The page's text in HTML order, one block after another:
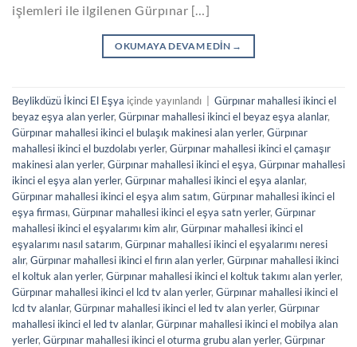
işlemleri ile ilgilenen Gürpınar […]
OKUMAYA DEVAM EDIN →
Beylikdüzü İkinci El Eşya içinde yayınlandı
Gürpınar mahallesi ikinci el
beyaz eşya alan yerler, Gürpınar mahallesi ikinci el beyaz eşya alanlar,
Gürpınar mahallesi ikinci el bulaşık makinesi alan yerler, Gürpınar
mahallesi ikinci el buzdolabı yerler, Gürpınar mahallesi ikinci el çamaşır
makinesi alan yerler, Gürpınar mahallesi ikinci el eşya, Gürpınar mahallesi
ikinci el eşya alan yerler, Gürpınar mahallesi ikinci el eşya alanlar,
Gürpınar mahallesi ikinci el eşya alım satım, Gürpınar mahallesi ikinci el
eşya firması, Gürpınar mahallesi ikinci el eşya satn yerler, Gürpınar
mahallesi ikinci el eşyalarımı kim alır, Gürpınar mahallesi ikinci el
eşyalarımı nasıl satarım, Gürpınar mahallesi ikinci el eşyalarımı neresi
alır, Gürpınar mahallesi ikinci el fırın alan yerler, Gürpınar mahallesi ikinci
el koltuk alan yerler, Gürpınar mahallesi ikinci el koltuk takımı alan yerler,
Gürpınar mahallesi ikinci el lcd tv alan yerler, Gürpınar mahallesi ikinci el
lcd tv alanlar, Gürpınar mahallesi ikinci el led tv alan yerler, Gürpınar
mahallesi ikinci el led tv alanlar, Gürpınar mahallesi ikinci el mobilya alan
yerler, Gürpınar mahallesi ikinci el oturma grubu alan yerler, Gürpınar